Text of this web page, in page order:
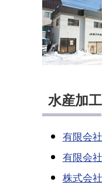
水産加
有限会
有限会
株式会